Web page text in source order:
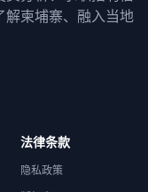
解柬埔寨、融入当地
法律条款
隐私政策